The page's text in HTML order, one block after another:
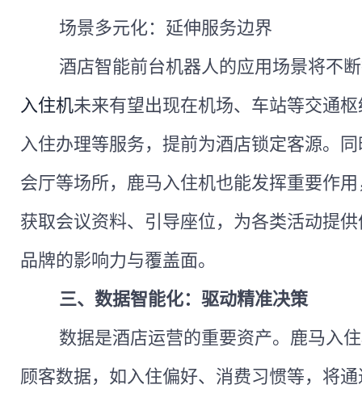
场景多元化：延伸服务边界
酒店智能前台机器人的应用场景将不
入住机未来有望出现在机场、车站等交通
入住办理等服务，提前为酒店锁定客源。
会厅等场所，鹿马入住机也能发挥重要作
获取会议资料、引导座位，为各类活动提
品牌的影响力与覆盖面。
三、 数据智能化：驱动精准决策
数据是酒店运营的重要资产。鹿马入
顾客数据，如入住偏好、消费习惯等，将